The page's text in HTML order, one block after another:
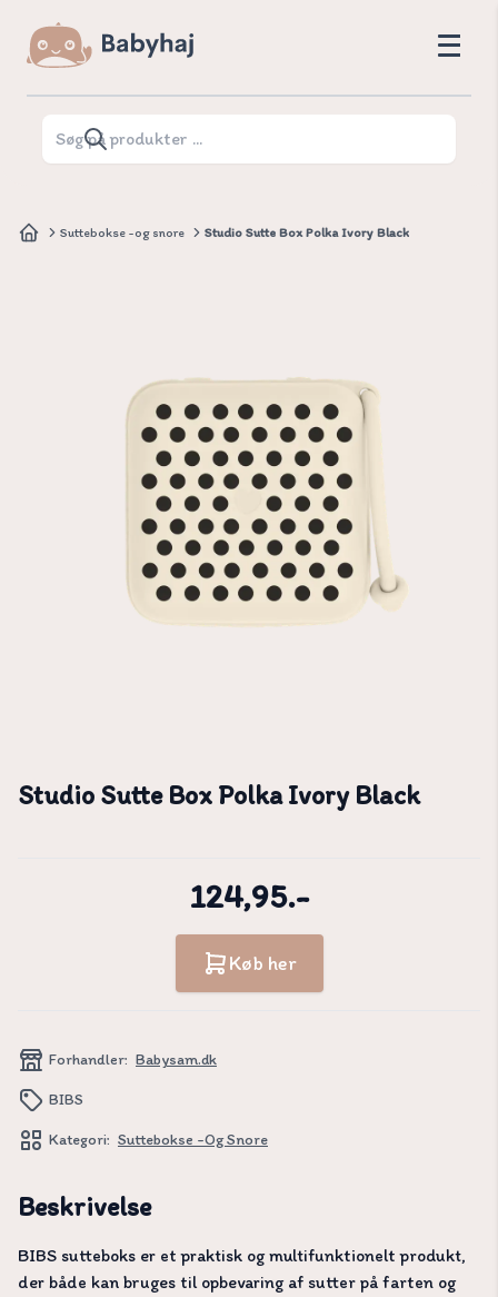
Suttebokse -og snore Studio Sutte Box Polka Ivory Black
Studio Sutte Box Polka Ivory Black
124,95.-
Køb her
Forhandler: Babysam.dk
BIBS
Kategori: Suttebokse -og Snore
Beskrivelse
BIBS sutteboks er et praktisk og multifunktionelt produkt,
der både kan bruges til opbevaring af sutter på farten og